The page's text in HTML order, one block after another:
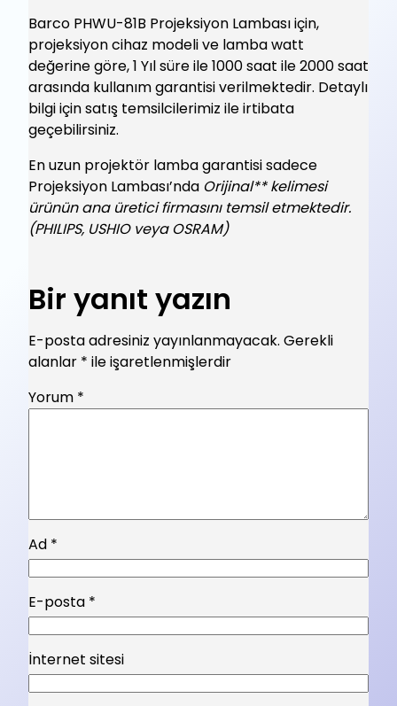
Barco PHWU-81B Projeksiyon Lambası için,
projeksiyon cihaz modeli ve lamba watt
değerine göre, 1 Yıl süre ile 1000 saat ile 2000 saat
arasında kullanım garantisi verilmektedir. Detaylı
bilgi için satış temsilcilerimiz ile irtibata
geçebilirsiniz.
En uzun projektör lamba garantisi sadece
Projeksiyon Lambası’nda Orijinal** kelimesi
ürünün ana üretici firmasını temsil etmektedir.
(PHILIPS, USHIO veya OSRAM)
Bir yanıt yazın
E-posta adresiniz yayınlanmayacak. Gerekli
alanlar * ile işaretlenmişlerdir
Yorum *
Ad *
E-posta *
İnternet sitesi